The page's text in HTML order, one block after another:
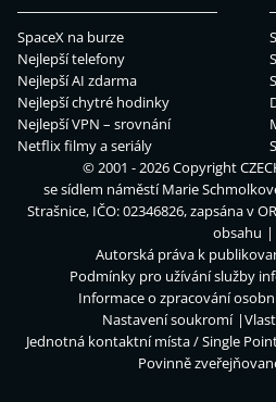
SpaceX na burze
Nejlepší telefony
Nejlepší AI zdarma
Nejlepší chytré hodinky
Nejlepší VPN – srovnání
Netflix filmy a seriály
© 2001 - 2026 Copyright
se sídlem náměstí Marie
Strašnice, IČO: 02346826, zapsána v
obsahu
Autorská práva k
Podmínky pro užívání služby
Informace o zpracování
Nastavení soukromí
Jednotná kontaktní místa / Single
Povinně